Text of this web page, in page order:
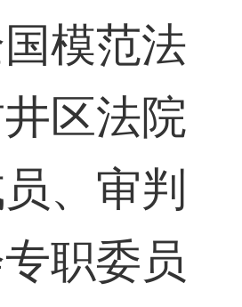
模范法
区法院
、审判
职委员